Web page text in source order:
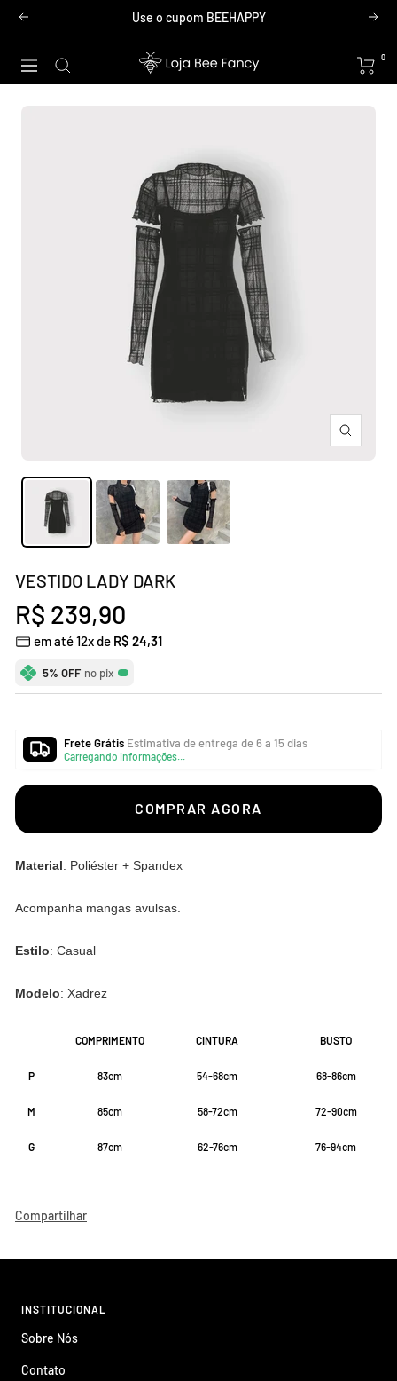
Pular
conteúdo
Anterior Use o cupom BEEHAPPY
Navegação
Loja
Bee
0
Zoom
VESTIDO LADY DARK
Preço
promocional
R$ 239,90
em até 12x de R$ 24,31
5% OFF no pix
Frete Grátis Estimativa de entrega de 6 a 15 dias
Carregando informações...
COMPRAR AGORA
Material: Poliéster + Spandex
Acompanha mangas avulsas.
Estilo: Casual
Modelo: Xadrez
COMPRIMENTO CINTURA BUSTO
P 83cm 54-68cm 68-86cm
M 85cm 58-72cm 72-90cm
G 87cm 62-76cm 76-94cm
Compartilhar
INSTITUCIONAL
Sobre Nós
Contato